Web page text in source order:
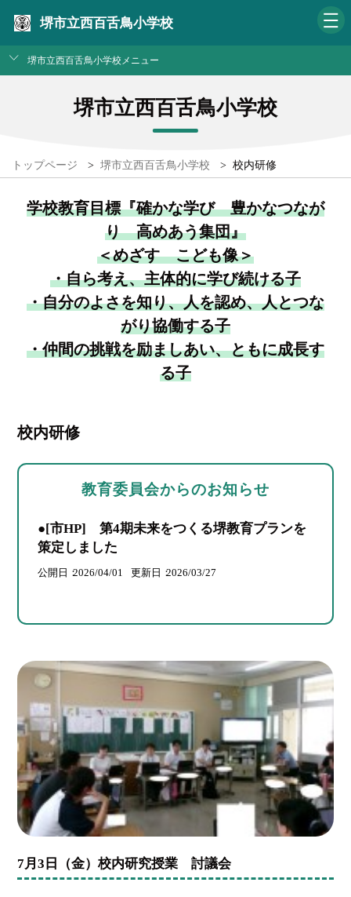
堺市立西百舌鳥小学校
堺市立西百舌鳥小学校メニュー
堺市立西百舌鳥小学校
トップページ > 堺市立西百舌鳥小学校 > 校内研修
学校教育目標『確かな学び 豊かなつなが
り 高めあう集団』
＜めざす こども像＞
・自ら考え、主体的に学び続ける子
・自分のよさを知り、人を認め、人とつな
がり協働する子
・仲間の挑戦を励ましあい、ともに成長す
る子
校内研修
教育委員会からのお知らせ
●[市HP] 第4期未来をつくる堺教育プランを
策定しました
公開日 2026/04/01 更新日 2026/03/27
7月3日（金）校内研究授業 討議会